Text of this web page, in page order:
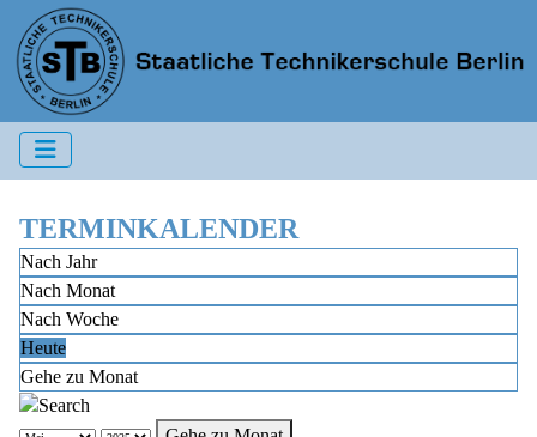
TERMINKALENDER
Nach Jahr
Nach Monat
Nach Woche
Heute
Gehe zu Monat